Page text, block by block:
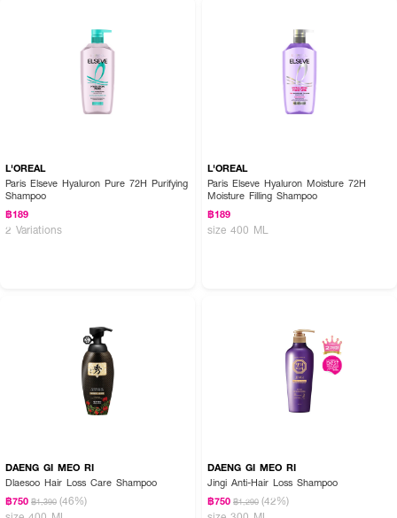
L'OREAL
Paris Elseve Hyaluron Pure 72H Purifying
Shampoo
฿189
2 Variations
L'OREAL
Paris Elseve Hyaluron Moisture 72H
Moisture Filling Shampoo
฿189
size 400 ML
DAENG GI MEO RI
Dlaesoo Hair Loss Care Shampoo
฿750 ฿1,390 (46%)
DAENG GI MEO RI
Jingi Anti-Hair Loss Shampoo
฿750 ฿1,290 (42%)